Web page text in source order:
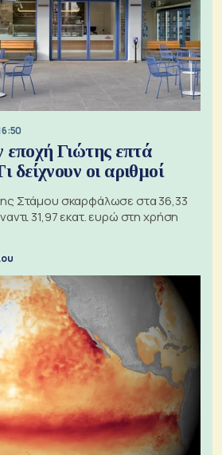
Γιώτης επτά
δείχνουν οι αριθμοί
Στάμου σκαρφάλωσε στα 36,33
31,97 εκατ. ευρώ στη χρήση